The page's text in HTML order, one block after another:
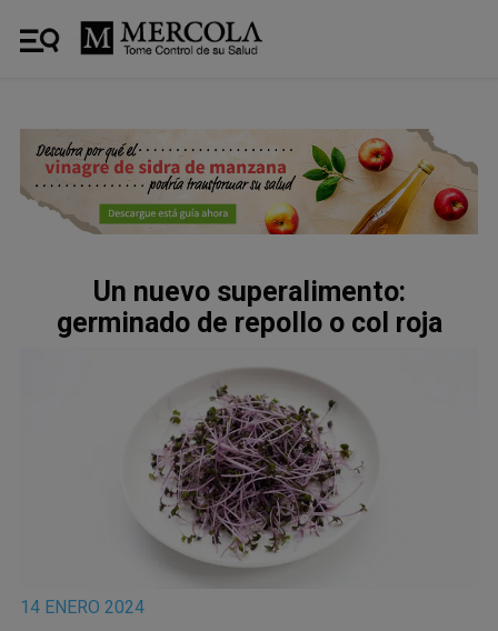
Un nuevo superalimento:
germinado de repollo o col roja
14 ENERO 2024